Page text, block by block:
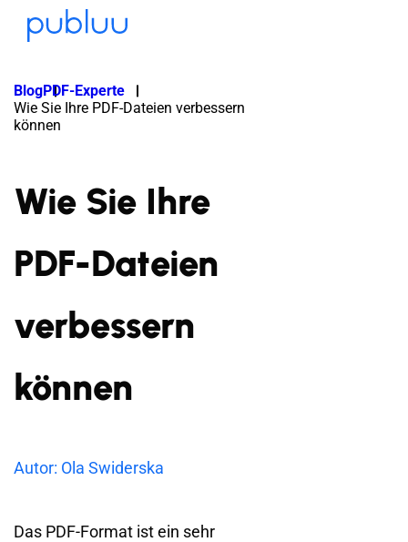
BlogPDF-Experte
Wie Sie Ihre PDF-Dateien verbessern
können
Wie Sie Ihre
PDF-Dateien
verbessern
können
Autor: Ola Swiderska
Das PDF-Format ist ein sehr